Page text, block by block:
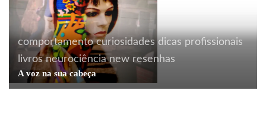
comportamento curiosidades dicas profissionais
livros neurociência new resenhas
A voz na sua cabeça
design humor marketing
Esses estagiários…